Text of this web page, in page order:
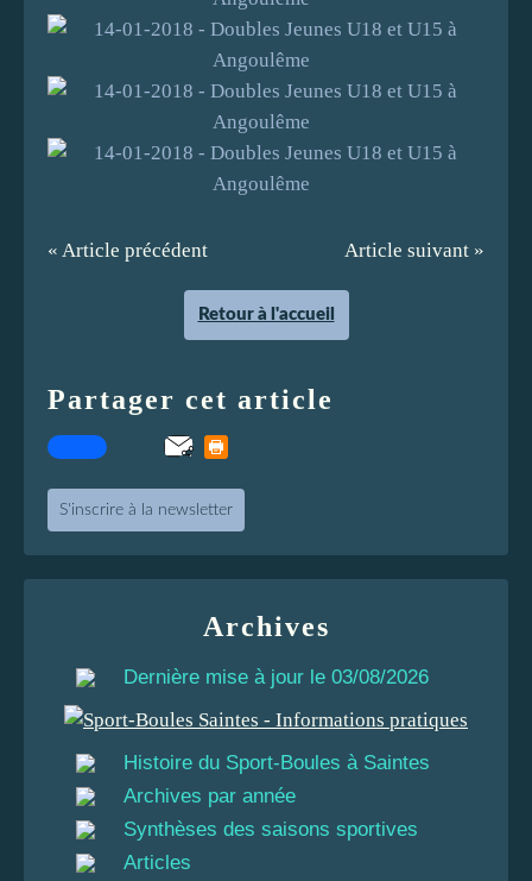
« Article précédent Article suivant »
Retour à l'accueil
Partager cet article
S'inscrire à la newsletter
Archives
Dernière mise à jour le 03/08/2026
Histoire du Sport-Boules à Saintes
Archives par année
Synthèses des saisons sportives
Articles